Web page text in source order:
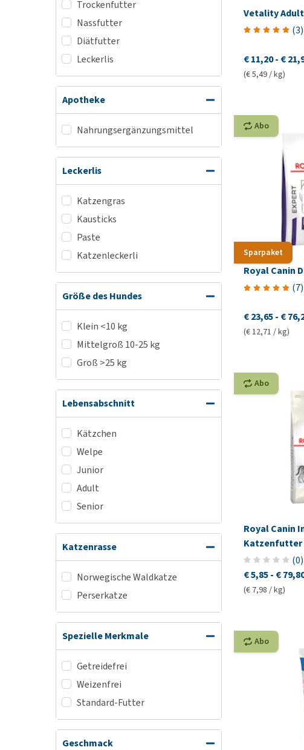
Trockenfutter
Nassfutter
Diätfutter
Leckerlis
Apotheke
Nahrungsergänzungsmittel
Leckerlis
Katzengras
Kausticks
Paste
Katzenleckerli
Größe des Hundes
Klein <10 kg
Mittelgroß 10-25 kg
Groß >25 kg
Lebensabschnitt
Kätzchen
Welpe
Junior
Adult
Senior
Katzenrasse
Norwegische Waldkatze
Perserkatze
Spezielle Merkmale
Getreidefrei
Weizenfrei
Standard-Futter
Geschmack
Vetality
(3)
€ 11,20- €
(€ 5,49 / kg)
Sparpaket
Abo
Royal Canin
(7)
€ 23,65- €
(€ 12,71 / kg)
Abo
Royal Canin
Katzenfutter
(0)
€ 5,85- €
(€ 7,98 / kg)
Abo